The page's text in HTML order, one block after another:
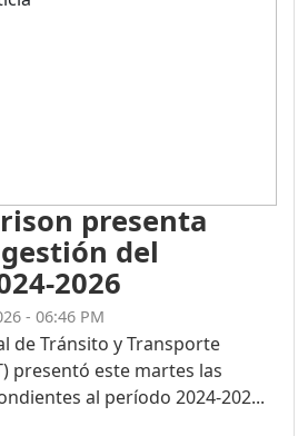
presenta
del
2026
- 06:46 PM
de Tránsito y Transporte
presentó este martes las
al período 2024-202...